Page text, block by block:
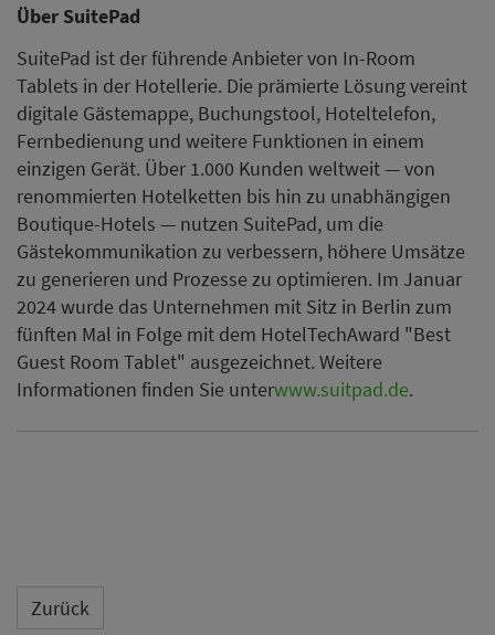
Über SuitePad
SuitePad ist der führende Anbieter von In-Room
Tablets in der Hotellerie. Die prämierte Lösung vereint
digitale Gästemappe, Buchungstool, Hoteltelefon,
Fernbedienung und weitere Funktionen in einem
einzigen Gerät. Über 1.000 Kunden weltweit — von
renommierten Hotelketten bis hin zu unabhängigen
Boutique-Hotels — nutzen SuitePad, um die
Gästekommunikation zu verbessern, höhere Umsätze
zu generieren und Prozesse zu optimieren. Im Januar
2024 wurde das Unternehmen mit Sitz in Berlin zum
fünften Mal in Folge mit dem HotelTechAward "Best
Guest Room Tablet" ausgezeichnet. Weitere
Informationen finden Sie unterwww.suitpad.de.
Zurück